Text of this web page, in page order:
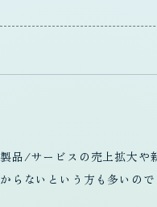
製品/サービスの売上拡大や
からないという方も多いので